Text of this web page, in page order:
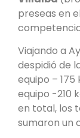
preseas en
Viajando a
despidió de
equipo –
equipo -210
en total, los
sumaron un